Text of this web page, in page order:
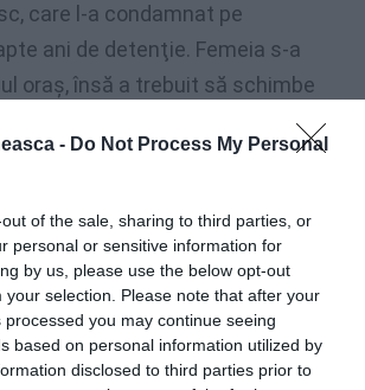
- Do Not Process My Personal
of the sale, sharing to third parties, or
personal or sensitive information for
by us, please use the below opt-out
your selection. Please note that after your
you may continue seeing
based on personal information utilized by
disclosed to third parties prior to
care l-a condamnat pe
ani de detenţie. Femeia s-a
oraş, însă a trebuit să schimbe
destul de comun", explică doi
o asociaţie din Bucureşti care
traficului. "Se întâmplă
care cunosc bine fetele, şi